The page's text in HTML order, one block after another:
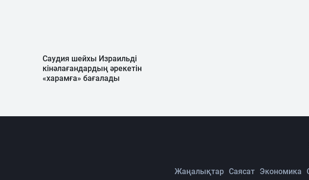
Саудия шейхы Израильді
кінәлағандардың әрекетін
«харамға» бағалады
Жаңалықтар Саясат Экономика